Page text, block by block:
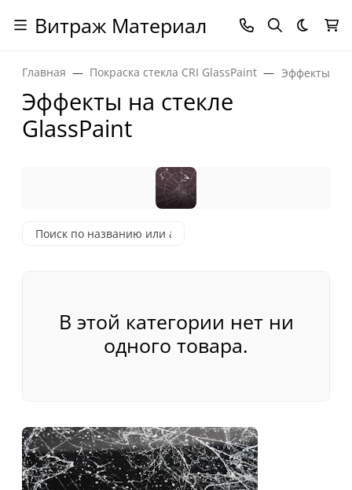
Витраж Материал Темная
Главная Покраска стекла CRI GlassPaint Эффекты на
Эффекты на стекле
GlassPaint
В этой категории нет ни
одного товара.